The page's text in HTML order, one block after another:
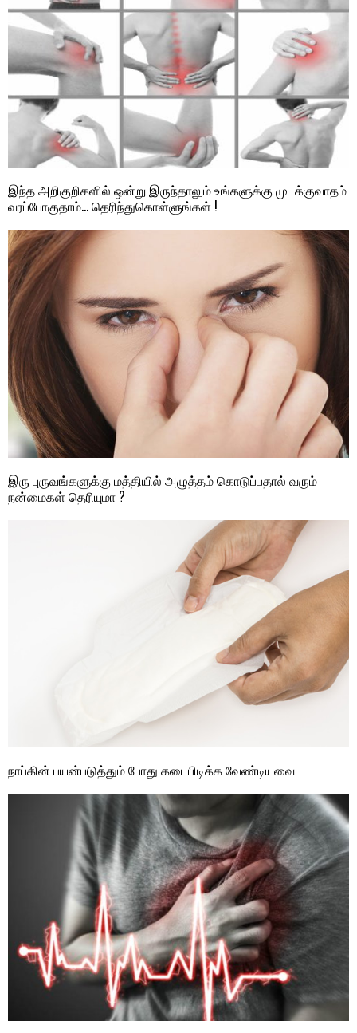
இந்த அறிகுறிகளில் ஒன்று இருந்தாலும் உங்களுக்கு முடக்குவாதம்
வரப்போகுதாம்… தெரிந்துகொள்ளுங்கள் !
இரு புருவங்களுக்கு மத்தியில் அழுத்தம் கொடுப்பதால் வரும்
நன்மைகள் தெரியுமா ?
நாப்கின் பயன்படுத்தும் போது கடைபிடிக்க வேண்டியவை